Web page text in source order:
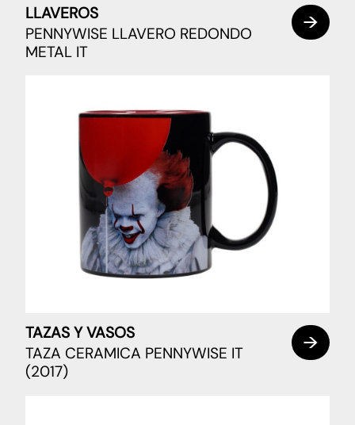
LLAVEROS
PENNYWISE LLAVERO REDONDO
METAL IT
TAZAS Y VASOS
TAZA CERAMICA PENNYWISE IT
(2017)